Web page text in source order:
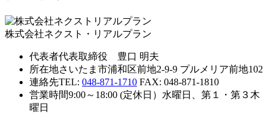
株式会社ネクスト・リアルプラン
代表者代表取締役 豊口 明夫
所在地さいたま市浦和区前地2-9-9 プルメリア前地102
連絡先TEL: 048-871-1710 FAX: 048-871-1810
営業時間9:00～18:00 (定休日）水曜日、第１・第３木
曜日